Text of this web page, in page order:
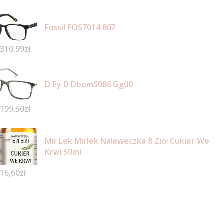
Fossil FOS7014 807
310,99zł
D By D Dbom5086 Gg00
199,50zł
Mir Lek Mirlek Naleweczka 8 Ziół Cukier We
Krwi 50ml
16,60zł